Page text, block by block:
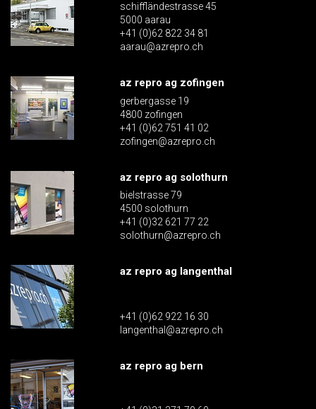
schiffländestrasse 45
5000 aarau
+41 (0)62 822 34 81
aarau@azrepro.ch
az repro ag zofingen
gerbergasse 19
4800 zofingen
+41 (0)62 751 41 02
zofingen@azrepro.ch
az repro ag solothurn
bielstrasse 79
4500 solothurn
+41 (0)32 621 77 22
solothurn@azrepro.ch
az repro ag langenthal
+41 (0)62 922 16 30
langenthal@azrepro.ch
az repro ag bern